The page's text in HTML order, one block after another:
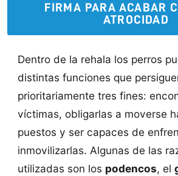
FIRMA PARA ACABAR
ATROCIDAD
Dentro de la rehala los perros
distintas funciones que
prioritariamente tres fines:
víctimas, obligarlas a moverse
puestos y ser capaces de
inmovilizarlas. Algunas de las
utilizadas son los podencos, el